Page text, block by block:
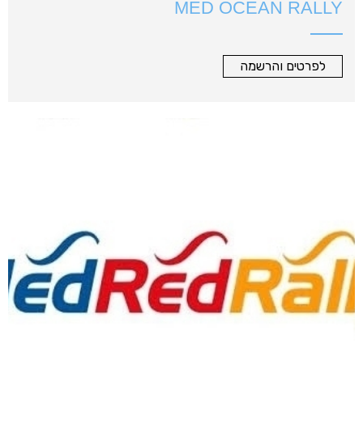
MED OCEAN RALLY
לפרטים והרשמה